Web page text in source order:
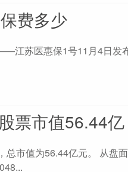
费多少
江苏医惠保1号11月4日
票市值56.44亿
市值为56.44亿元。 从盘面